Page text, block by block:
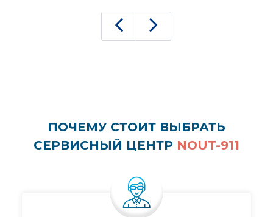
ПОЧЕМУ СТОИТ ВЫБРАТЬ
СЕРВИСНЫЙ ЦЕНТР NOUT-911